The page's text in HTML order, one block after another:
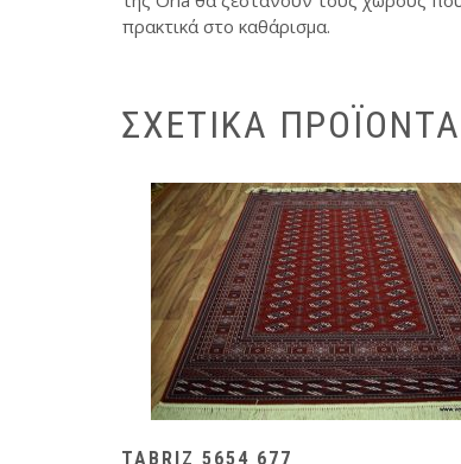
πρακτικά στο καθάρισμα.
ΣΧΕΤΙΚΆ ΠΡΟΪΌΝΤΑ
TABRIZ 5654 677